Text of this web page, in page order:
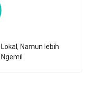
Namun lebih